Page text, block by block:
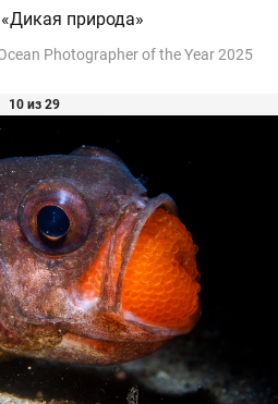
природа»
Photographer of the Year 2025
10 из 29